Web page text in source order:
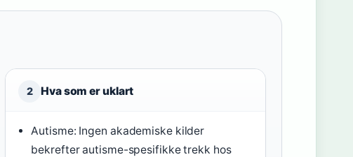
2 Hva som er uklart
Autisme: Ingen akademiske kilder
bekrefter autisme-spesifikke trekk hos